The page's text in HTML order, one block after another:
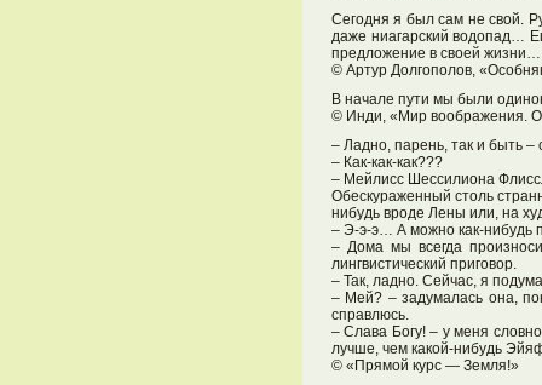
Сегодня я был сам не свой.
даже ниагарский водопад…
предложение в своей жизни…
© Артур Долгополов,
В начале пути мы были
© Инди, «Мир воображения.
– Ладно, парень, так и быть
– Как-как-как???
– Мейлисс Шессилиона
Обескураженный столь
нибудь вроде Лены или, на
– Э-э-э… А можно как-нибудь
– Дома мы всегда
лингвистический приговор.
– Так, ладно. Сейчас, я
– Мей? – задумалась она,
справлюсь.
– Слава Богу! – у меня
лучше, чем какой-нибудь
© «Прямой курс — Земля!»